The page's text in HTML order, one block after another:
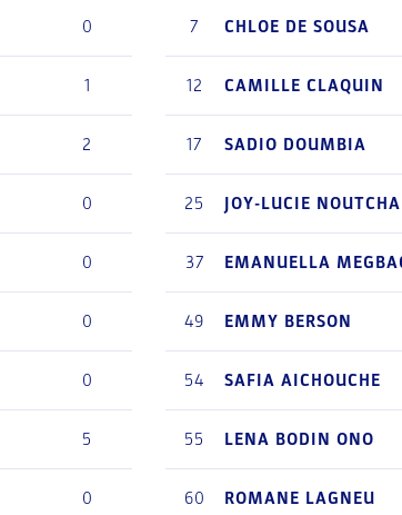
0
1
2
0
0
0
0
5
0
7 CHLOE DE SOUSA
12 CAMILLE CLAQUIN
17 SADIO DOUMBIA
25 JOY-LUCIE
37 EMANUELLA
49 EMMY BERSON
54 SAFIA AICHOUCHE
55 LENA BODIN ONO
60 ROMANE LAGNEU